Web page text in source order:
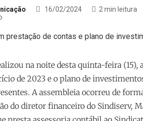
16/02/2024 2 min leitura
na noite desta quinta-feira (15),
de 2023 e o plano de
A assembleia ocorreu de
do diretor financeiro do Sindiserv,